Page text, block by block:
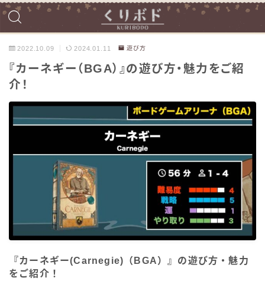
2022.10.09 2024.01.11 遊び方
『カーネギー（BGA）』の遊び方・魅力をご紹
介！
『カーネギー(Carnegie)（BGA）』の遊び方・魅力
をご紹介！